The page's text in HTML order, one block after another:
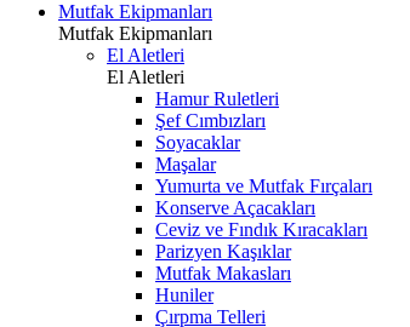
Mutfak Ekipmanları
Mutfak Ekipmanları
El Aletleri
El Aletleri
Hamur Ruletleri
Şef Cımbızları
Soyacaklar
Maşalar
Yumurta ve Mutfak Fırçaları
Konserve Açacakları
Ceviz ve Fındık Kıracakları
Parizyen Kaşıklar
Mutfak Makasları
Huniler
Çırpma Telleri